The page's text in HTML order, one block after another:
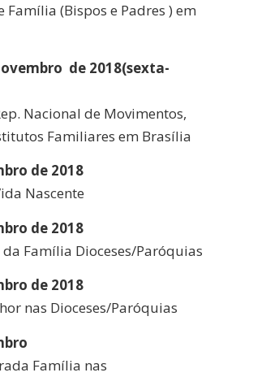
(Bispos e Padres ) em
de 2018(sexta-
Nacional de Movimentos,
Familiares em Brasília
de 2018
Nascente
de 2018
Família Dioceses/Paróquias
de 2018
nas Dioceses/Paróquias
Família nas